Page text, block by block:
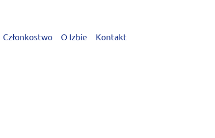
Członkostwo O Izbie Kontakt